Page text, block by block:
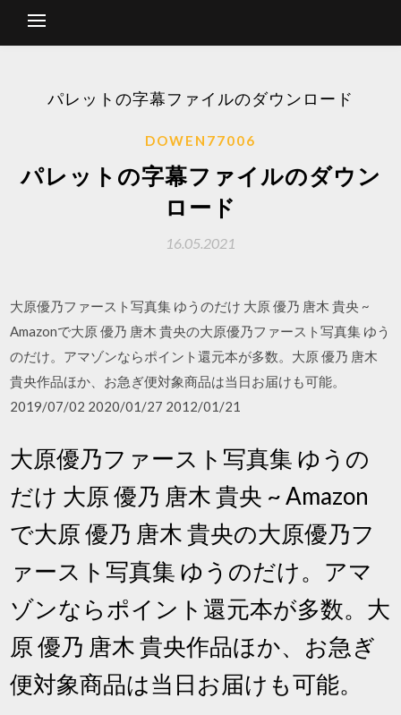
パレットの字幕ファイルのダウンロード
DOWEN77006
パレットの字幕ファイルのダウン
ロード
16.05.2021
大原優乃ファースト写真集 ゆうのだけ 大原 優乃 唐木 貴央 ~
Amazonで大原 優乃 唐木 貴央の大原優乃ファースト写真集 ゆう
のだけ。アマゾンならポイント還元本が多数。大原 優乃 唐木
貴央作品ほか、お急ぎ便対象商品は当日お届けも可能。
2019/07/02 2020/01/27 2012/01/21
大原優乃ファースト写真集 ゆうの
だけ 大原 優乃 唐木 貴央 ~ Amazon
で大原 優乃 唐木 貴央の大原優乃フ
ァースト写真集 ゆうのだけ。アマ
ゾンならポイント還元本が多数。大
原 優乃 唐木 貴央作品ほか、お急ぎ
便対象商品は当日お届けも可能。